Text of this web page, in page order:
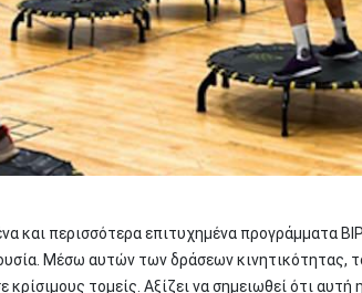
και περισσότερα επιτυχημένα προγράμματα
Μέσω αυτών των δράσεων κινητικότητας,
κρίσιμους τομείς. Αξίζει να σημειωθεί ότι